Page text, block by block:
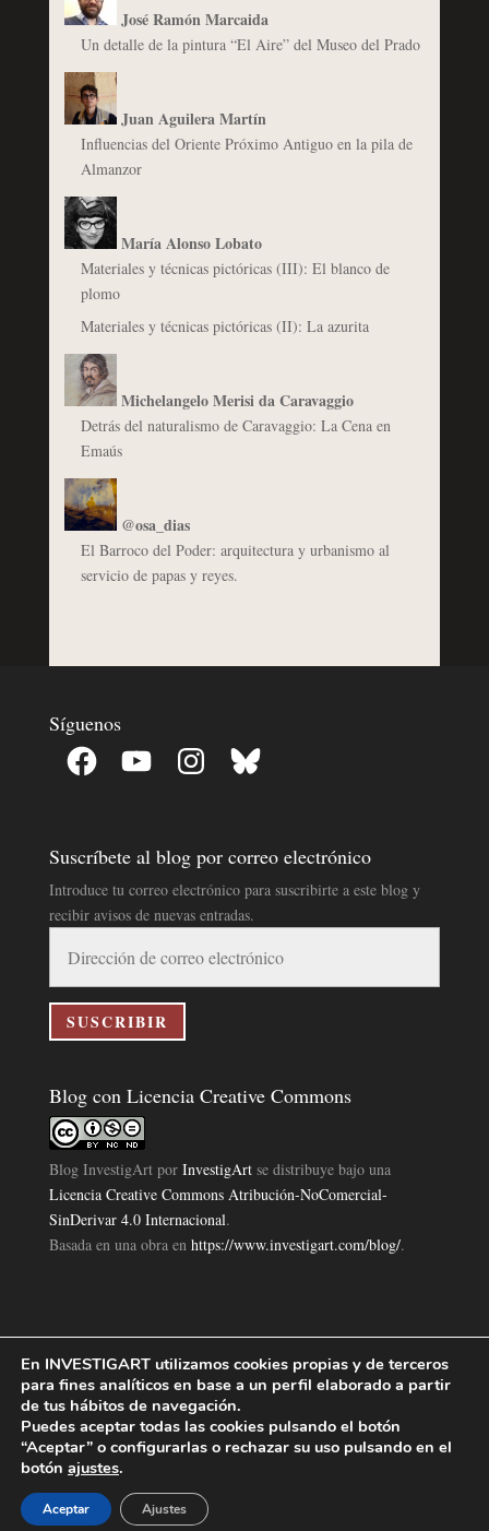
José Ramón Marcaida
Un detalle de la pintura “El Aire” del Museo del Prado
Juan Aguilera Martín
Influencias del Oriente Próximo Antiguo en la pila de
Almanzor
María Alonso Lobato
Materiales y técnicas pictóricas (III): El blanco de
plomo
Materiales y técnicas pictóricas (II): La azurita
Michelangelo Merisi da Caravaggio
Detrás del naturalismo de Caravaggio: La Cena en
Emaús
@osa_dias
El Barroco del Poder: arquitectura y urbanismo al
servicio de papas y reyes.
Síguenos
Facebook YouTube InstagramBluesky
Suscríbete al blog por correo electrónico
Introduce tu correo electrónico para suscribirte a este blog y
recibir avisos de nuevas entradas.
correo
electrónico
SUSCRIBIR
Blog con Licencia Creative Commons
Blog InvestigArtpor InvestigArtse distribuye bajo una
Licencia Creative Commons Atribución-NoComercial-
SinDerivar 4.0 Internacional.
Basada en una obra en https://www.investigart.com/blog/.
Política de Privacidad|Aviso Legal|Política de Cookies|
Investigart Copyright © 2019. |
En INVESTIGART utilizamos cookies propias y de terceros
para fines analíticos en base a un perfil elaborado a partir
de tus hábitos de navegación.
Puedes aceptar todas las cookies pulsando el botón
“Aceptar” o configurarlas o rechazar su uso pulsando en el
botón ajustes.
Aceptar Ajustes